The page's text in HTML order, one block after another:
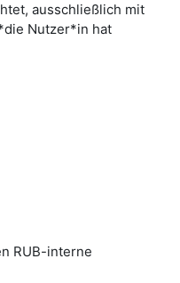
ausschließlich mit
Nutzer*in hat
RUB-interne